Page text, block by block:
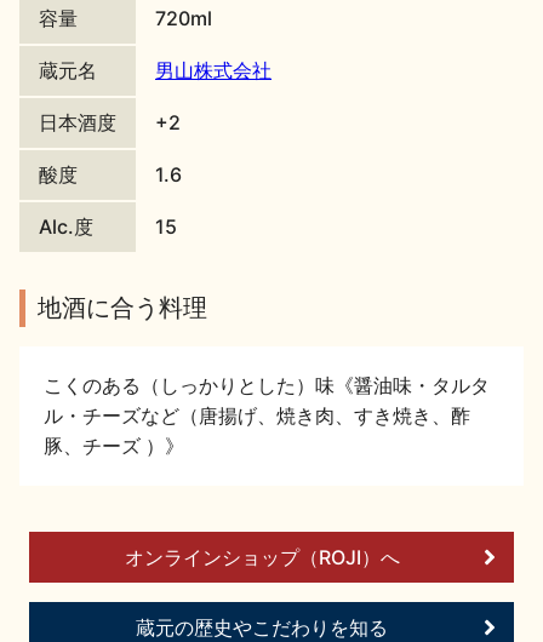
地酒・イベント情報
容量 720ml
蔵元名 男山株式会社
日本酒度 +2
酸度 1.6
Alc.度 15
地酒に合う料理
こくのある（しっかりとした）味《醤油味・タルタ
ル・チーズなど（唐揚げ、焼き肉、すき焼き、酢
豚、チーズ ）》
オンラインショップ（ROJI）へ
蔵元の歴史やこだわりを知る